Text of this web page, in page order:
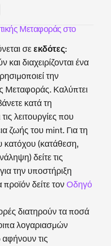
Μεταφοράς στο
σεεκδότες:
διαχειρίζονται ένα
την
Μεταφοράς. Καλύπτει
κατά τη
λειτουργίες που
ζωής του mint. Για τη
κατόχου (κατάθεση,
δείτε τις
την υποστήριξη
δείτε τον Οδηγό
διατηρούν τα ποσά
λογαριασμών
τις